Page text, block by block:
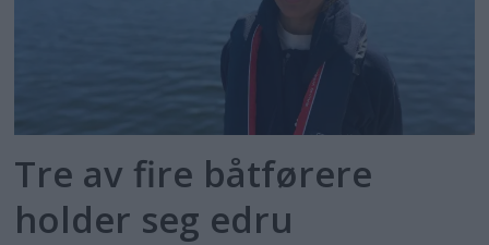
idrett, konkurranser (der vest
vanskeliggjør gjennomføringen), og
ved båtutleie på små innsjøer eller
Tre av fire båtførere
holder seg edru